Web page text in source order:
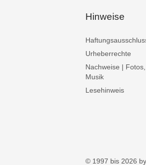
Hinweise
Urheberrechte
Nachweise |
Musik
Lesehinweis
© 1997 bis 2026